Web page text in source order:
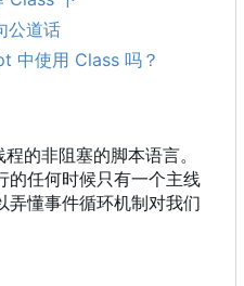
公道话
中使用 Class 吗？
的非阻塞的脚本语言。
的任何时候只有一个主线
弄懂事件循环机制对我们